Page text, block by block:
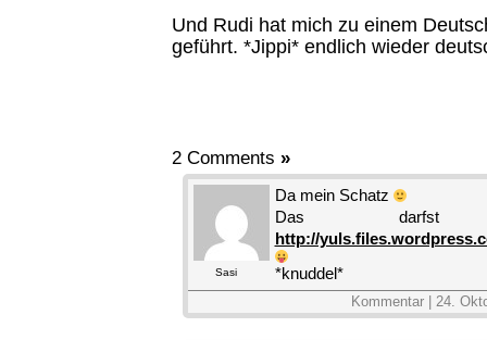
Und Rudi hat mich zu einem
geführt. *Jippi* endlich wieder
2 Comments »
Sasi
Da mein Schatz
Das
http://
*knuddel*
Kommentar | 24.